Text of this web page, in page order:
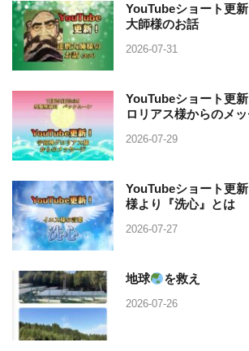
YouTubeショート更
大師様のお話
2026-07-31
YouTubeショート更
ロリアス様からのメ
2026-07-29
YouTubeショート更
様より『洗心』とは
2026-07-27
地球 を救え
2026-07-26